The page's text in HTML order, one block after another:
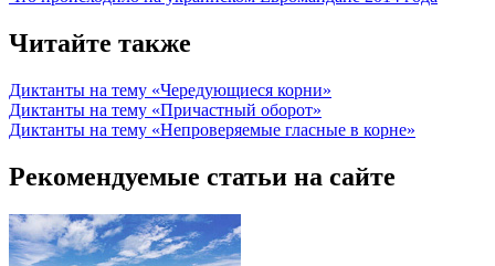
Читайте также
Диктанты на тему «Чередующиеся корни»
Диктанты на тему «Причастный оборот»
Диктанты на тему «Непроверяемые гласные в корне»
Рекомендуемые статьи на сайте